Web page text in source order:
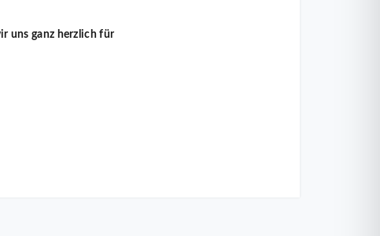
uns ganz herzlich für